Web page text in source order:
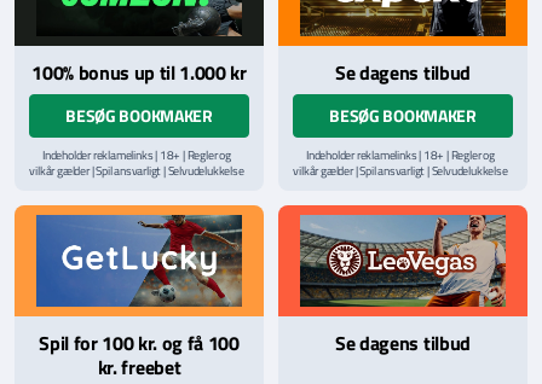
100% bonus up til 1.000 kr
BESØG BOOKMAKER
Indeholder reklamelinks | 18+ | Regler og
vilkår gælder | Spil ansvarligt | Selvudelukkelse
hjælpelinje påStopSpillet.dk
Læs vilkår og betingelserher
Se dagens tilbud
BESØG BOOKMAKER
Indeholder reklamelinks | 18+ | Regler og
vilkår gælder | Spil ansvarligt | Selvudelukkelse
hjælpelinje påStopSpillet.dk
Læs vilkår og betingelserher
Spil for 100 kr. og få 100
kr. freebet
Se dagens tilbud